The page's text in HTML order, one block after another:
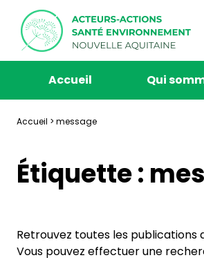
Accueil Qui
Accueil > message
Étiquette :
Retrouvez toutes les publications
Vous pouvez effectuer une